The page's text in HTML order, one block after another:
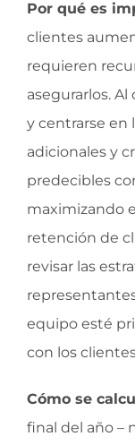
Por qué es
clientes
requieren
asegurarlos.
y centrarse en
adicionales y
predecibles
maximizando
retención de
revisar las
equipo esté
con los
Cómo se
final del año –